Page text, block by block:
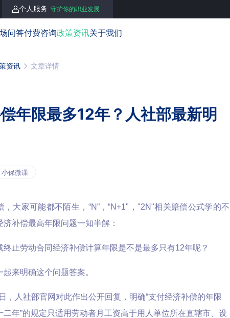
个人服务 守护你的职业发展
问答付费咨询政策资讯关于我们
资讯 文章详情
年限最多12年？人社部最新明
小保微课
，大家可能都不陌生，“N”，“N+1"，"2N"相关赔偿公式学的不
济补偿最高年限问题一知半解：
终止劳动合同经济补偿计算年限是不是最多只有12年呢？
来明确这个问题答案。
，人社部官网对此作出公开回复，明确“支付经济补偿的年限
二年”的规定只适用劳动者月工资高于用人单位所在直辖市、设